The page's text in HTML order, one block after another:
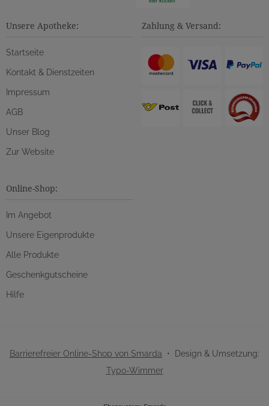
Unsere Apotheke:
Startseite
Kontakt & Dienstzeiten
Impressum
AGB
Unser Blog
Zur Website
Zahlung & Versand:
Online-Shop:
Im Angebot
Unsere Eigenprodukte
Alle Produkte
Geschenkgutscheine
Hilfe
Barrierefreier Online-Shop von Smarda • Design & Umsetzung:
Typo-Wimmer